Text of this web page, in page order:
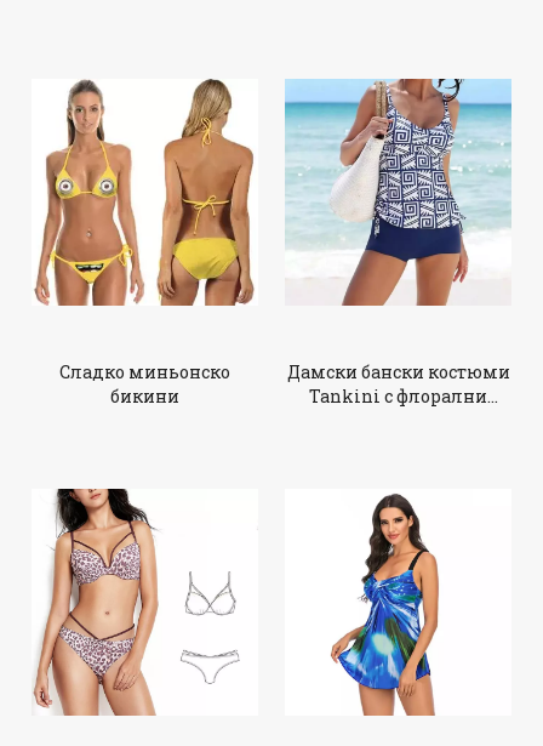
Сладко миньонско
бикини
Дамски бански костюми
Tankini с флорални